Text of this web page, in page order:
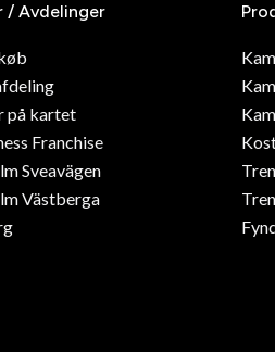
/ Avdelinger
på kartet
Franchise
Sveavägen
Västberga